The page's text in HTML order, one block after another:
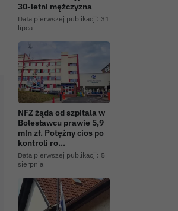
30-letni mężczyzna
Data pierwszej publikacji: 31
lipca
NFZ żąda od szpitala w
Bolesławcu prawie 5,9
mln zł. Potężny cios po
kontroli ro…
Data pierwszej publikacji: 5
sierpnia